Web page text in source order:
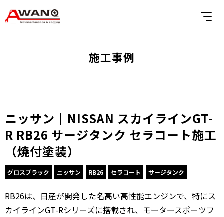
施工事例
ニッサン｜NISSAN スカイラインGT-
R RB26 サージタンク セラコート施工
（焼付塗装）
グロスブラック ニッサン RB26 セラコート サージタンク
RB26は、日産が開発した名高い高性能エンジンで、特にス
カイラインGT-Rシリーズに搭載され、モータースポーツフ